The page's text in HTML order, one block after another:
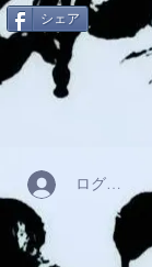
シェア
ログイン